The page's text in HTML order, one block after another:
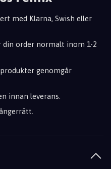
med Klarna, Swish eller
din order normalt inom 1-2
genomgår
innan leverans.